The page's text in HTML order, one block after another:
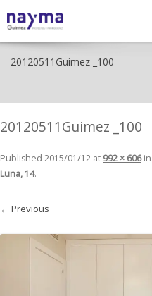
20120511Guimez _100
20120511Guimez _100
Published 2015/01/12 at 992 × 606in
Luna, 14.
← Previous